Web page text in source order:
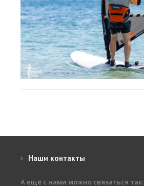
Наши контакты
А ещё с нами можно связаться так: